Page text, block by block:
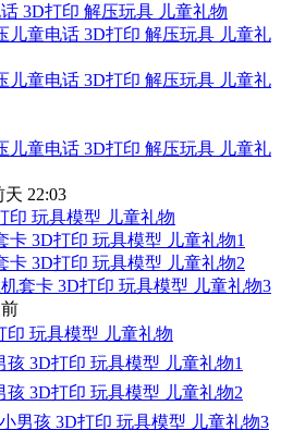
3D打印 解压玩具 儿童礼物
天 22:03
印 玩具模型 儿童礼物
玩具模型 儿童礼物